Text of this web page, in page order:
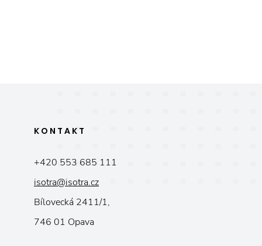
KONTAKT
+420 553 685 111
isotra@isotra.cz
Bílovecká 2411/1,
746 01 Opava